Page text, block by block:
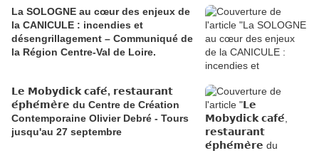
La SOLOGNE au cœur des enjeux de
la CANICULE : incendies et
désengrillagement – Communiqué de
la Région Centre-Val de Loire.
𝗟𝗲 𝗠𝗼𝗯𝘆𝗱𝗶𝗰𝗸 𝗰𝗮𝗳𝗲́, 𝗿𝗲𝘀𝘁𝗮𝘂𝗿𝗮𝗻𝘁
𝗲́𝗽𝗵𝗲́𝗺𝗲̀𝗿𝗲 du Centre de Création
Contemporaine Olivier Debré - Tours
jusqu'au 27 septembre